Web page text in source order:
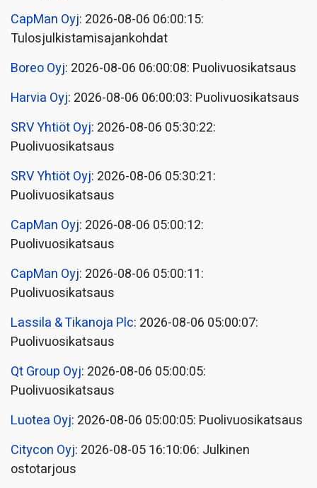
CapMan Oyj: 2026-08-06 06:00:15:
Tulosjulkistamisajankohdat
Boreo Oyj: 2026-08-06 06:00:08: Puolivuosikatsaus
Harvia Oyj: 2026-08-06 06:00:03: Puolivuosikatsaus
SRV Yhtiöt Oyj: 2026-08-06 05:30:22:
Puolivuosikatsaus
SRV Yhtiöt Oyj: 2026-08-06 05:30:21:
Puolivuosikatsaus
CapMan Oyj: 2026-08-06 05:00:12:
Puolivuosikatsaus
CapMan Oyj: 2026-08-06 05:00:11:
Puolivuosikatsaus
Lassila & Tikanoja Plc: 2026-08-06 05:00:07:
Puolivuosikatsaus
Qt Group Oyj: 2026-08-06 05:00:05:
Puolivuosikatsaus
Luotea Oyj: 2026-08-06 05:00:05: Puolivuosikatsaus
Citycon Oyj: 2026-08-05 16:10:06: Julkinen
ostotarjous